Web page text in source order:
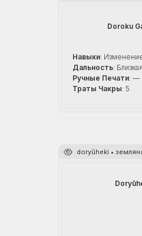
Doroku
Навыки:
Дальность:
Ручные Печати: —
Траты Чакры: 5
doryūheki •